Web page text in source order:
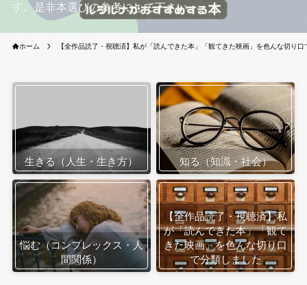
す。是非本選びの参考にして下さい。
ホーム 【全作品読了・視聴済】私が「読んできた本」「観てきた映画」を色んな切り口
生きる（人生・生き方） 知る（知識・社会）
悩む（コンプレックス・人
間関係）
【全作品読了・視聴済】私
が「読んできた本」「観て
きた映画」を色んな切り口
で分類しました